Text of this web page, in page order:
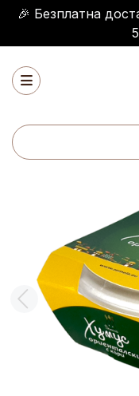
🎉 Безплатна